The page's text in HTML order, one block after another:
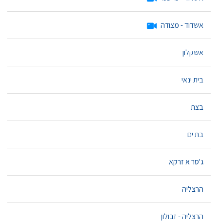
אשדוד - מצודה
אשקלון
בית ינאי
בצת
בת ים
ג'סר א זרקא
הרצליה
הרצליה - זבולון